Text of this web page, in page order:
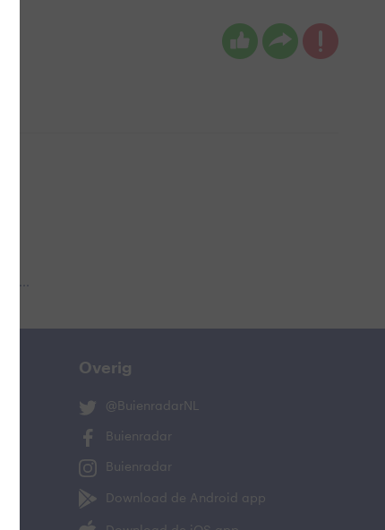
Overig
@BuienradarNL
Buienradar
Buienradar
Download de Android app